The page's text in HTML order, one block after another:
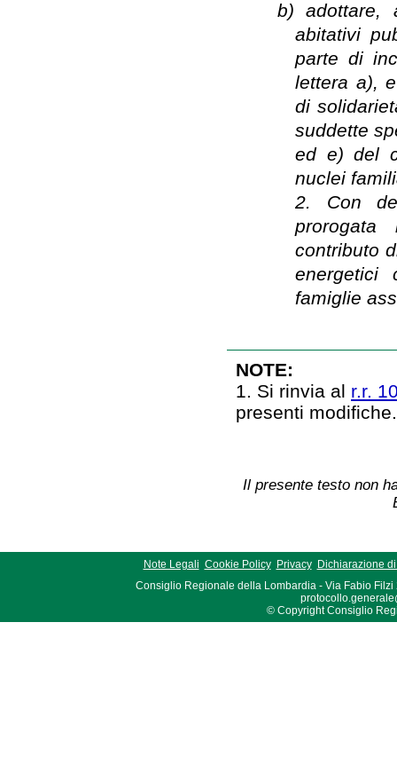
b)adottare,
abitativi
parte di
lettera a),
di
suddette
ed e) del
nuclei
2. Con
prorogata
contributo
energetici
famiglie
NOTE:
1. Si rinvia al r.r.
presenti
Il presente testo non
Note Legali Cookie Policy Privacy
Dichiarazione
Consiglio Regionale della Lombardia - Via Fabio Filzi
© Copyright Consiglio